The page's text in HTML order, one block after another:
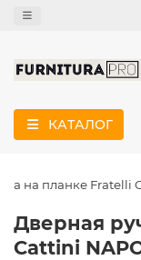
КАТАЛОГ
на планке Fratelli
Дверная
Cattini